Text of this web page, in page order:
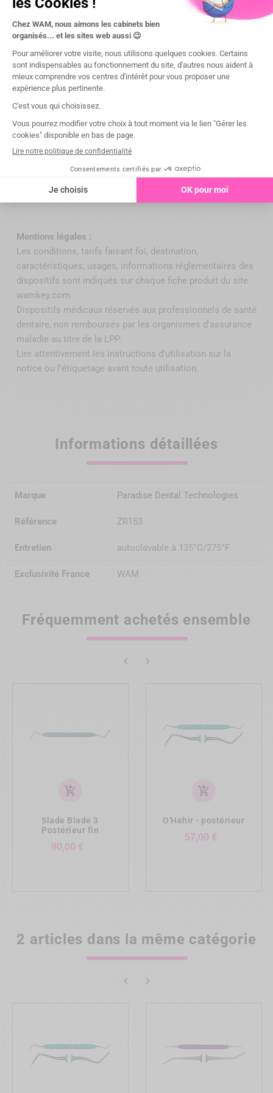
La gamme est organisée selon des codes couleurs qui
permettent d'associer plus rapidement les instruments à
leurs spécificités respectives :
- Mésial ou Postérieur en jaune,
- Implantologie en orange,
- Distal en vert,
- Antérieur en violet,
- Universel en bleu électrique,
- Diagnostique en bleu marine,
- Prémolaire en noir.
Mentions légales :
Les conditions, tarifs faisant foi, destination,
caractéristiques, usages, informations réglementaires des
dispositifs sont indiqués sur chaque fiche produit du site
wamkey.com.
Dispositifs médicaux réservés aux professionnels de santé
dentaire, non remboursés par les organismes d'assurance
maladie au titre de la LPP.
Lire attentivement les instructions d'utilisation sur la
notice ou l'étiquetage avant toute utilisation.
Informations détaillées
Marque Paradise Dental Technologies
Référence ZR153
Entretien autoclavable à 135°C/275°F
Exclusivité France WAM
Fréquemment achetés ensemble
 
add_shopping_cart
Slade Blade 3
Postérieur fin
90,00 €
add_shopping_cart
O'Hehir - postérieur
57,00 €
2 articles dans la même catégorie
 